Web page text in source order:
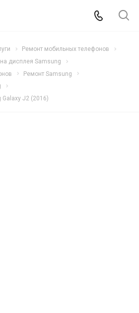
Ремонт мобильных телефонов
дисплея Samsung
Ремонт Samsung
J2 (2016)